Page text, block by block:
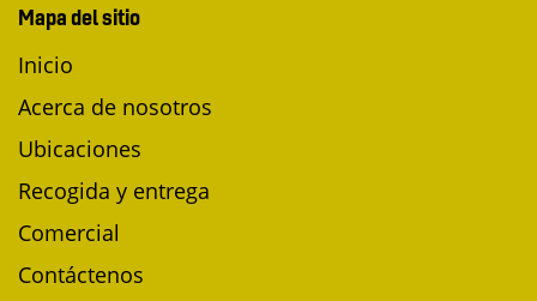
Mapa del sitio
Inicio
Acerca de nosotros
Ubicaciones
Recogida y entrega
Comercial
Contáctenos